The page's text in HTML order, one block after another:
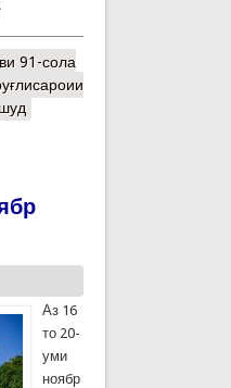
91-сола
Аз 16
то 20-
уми
ноябр